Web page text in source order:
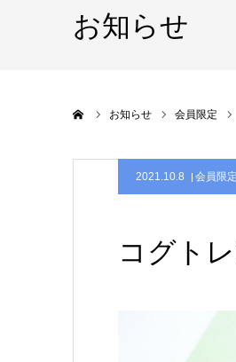
お知らせ
お知らせ 会員限定
2021.10.8 会員限定
コグト